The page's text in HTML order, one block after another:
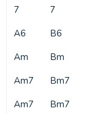
7
7
A6
B6
Am
Bm
Am7
Bm7
Am7
Bm7